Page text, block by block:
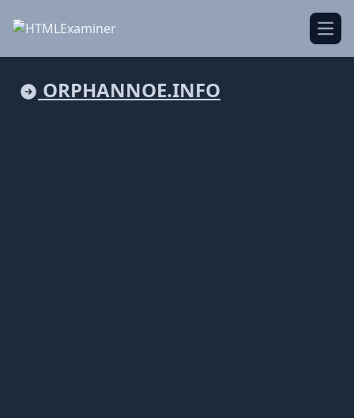
ORPHANNOE.INFO